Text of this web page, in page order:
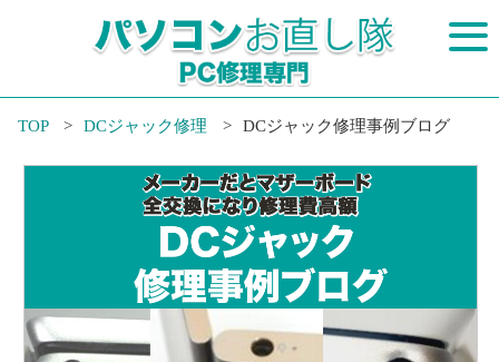
TOP DCジャック修理 DCジャック修理事例ブログ